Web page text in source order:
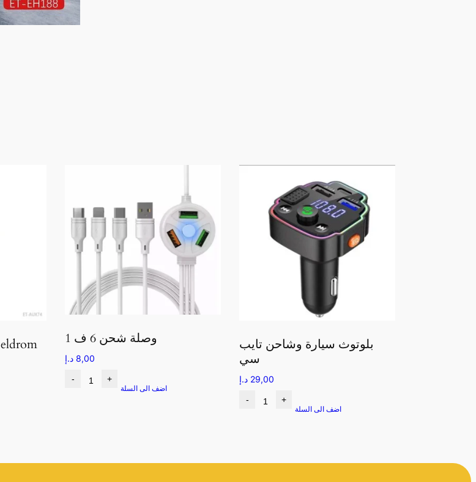
وصلة aux للايفون من eldrom وصلة شحن 6 ف 1
8,00 د.إ
- +
اضف الى السلة
بلوتوث سيارة وشاحن تايب
سي
29,00 د.إ
- +
اضف الى السلة